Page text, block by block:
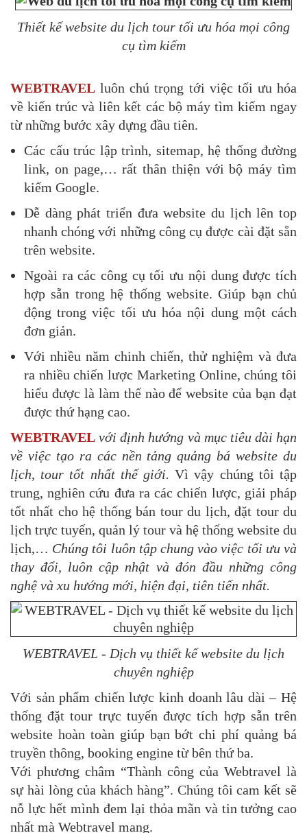
Thiết kế website du lịch tour tối ưu hóa mọi công
cụ tìm kiếm
WEBTRAVEL luôn chú trọng tới việc tối ưu hóa
về kiến trúc và liên kết các bộ máy tìm kiếm ngay
từ những bước xây dựng đầu tiên.
Các cấu trúc lập trình, sitemap, hệ thống đường
link, on page,… rất thân thiện với bộ máy tìm
kiếm Google.
Dễ dàng phát triển đưa website du lịch lên top
nhanh chóng với những công cụ được cài đặt sẵn
trên website.
Ngoài ra các công cụ tối ưu nội dung được tích
hợp sẵn trong hệ thống website. Giúp bạn chủ
động trong việc tối ưu hóa nội dung một cách
đơn giản.
Với nhiều năm chinh chiến, thử nghiệm và đưa
ra nhiều chiến lược Marketing Online, chúng tôi
hiểu được là làm thế nào để website của bạn đạt
được thứ hạng cao.
WEBTRAVELvới định hướng và mục tiêu dài hạn
về việc tạo ra các nền tảng quảng bá website du
lịch, tour tốt nhất thế giới.Vì vậy chúng tôi tập
trung, nghiên cứu đưa ra các chiến lược, giải pháp
tốt nhất cho hệ thống bán tour du lịch, đặt tour du
lịch trực tuyến, quản lý tour và hệ thống website du
lịch,… Chúng tôi luôn tập chung vào việc tối ưu và
thay đổi, luôn cập nhật và đón đầu những công
nghệ và xu hướng mới, hiện đại, tiên tiến nhất.
WEBTRAVEL - Dịch vụ thiết kế website du lịch
chuyên nghiệp
Với sản phẩm chiến lược kinh doanh lâu dài – Hệ
thống đặt tour trực tuyến được tích hợp sẵn trên
website hoàn toàn giúp bạn bớt chi phí quảng bá
truyền thông, booking engine từ bên thứ ba.
Với phương châm “Thành công của Webtravel là
sự hài lòng của khách hàng”. Chúng tôi cam kết sẽ
nỗ lực hết mình đem lại thỏa mãn và tin tưởng cao
nhất mà Webtravel mang.